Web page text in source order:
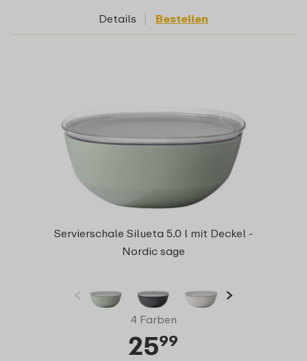
Details Bestellen
Servierschale Silueta 5.0 l mit Deckel -
Nordic sage
4 Farben
2599